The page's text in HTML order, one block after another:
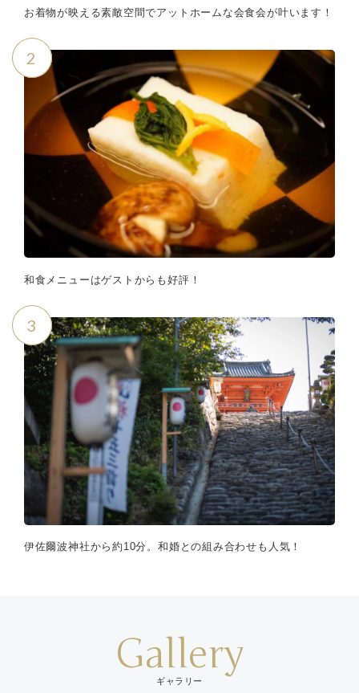
お着物が映える素敵空間でアットホームな会食会が叶います！
2
和食メニューはゲストからも好評！
3
伊佐爾波神社から約10分。和婚との組み合わせも人気！
Gallery
ギャラリー